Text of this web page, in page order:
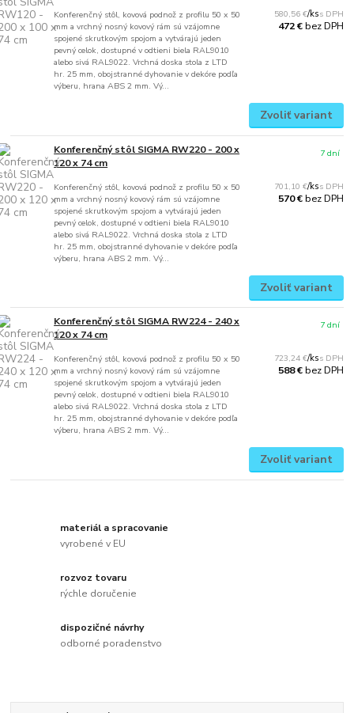
Konferenčný stôl, kovová podnož z profilu 50 x 50
mm a vrchný nosný kovový rám sú vzájomne
spojené skrutkovým spojom a vytvárajú jeden
pevný celok, dostupné v odtieni biela RAL9010
alebo sivá RAL9022. Vrchná doska stola z LTD
hr. 25 mm, obojstranné dyhovanie v dekóre podľa
výberu, hrana ABS 2 mm. Vý...
580,56 €/ks
472 €bez DPH
Zvoliť variant
Konferenčný stôl SIGMA RW220 - 200 x
120 x 74 cm
Konferenčný stôl, kovová podnož z profilu 50 x 50
mm a vrchný nosný kovový rám sú vzájomne
spojené skrutkovým spojom a vytvárajú jeden
pevný celok, dostupné v odtieni biela RAL9010
alebo sivá RAL9022. Vrchná doska stola z LTD
hr. 25 mm, obojstranné dyhovanie v dekóre podľa
výberu, hrana ABS 2 mm. Vý...
701,10 €/ks
570 €bez DPH
7 dní
Zvoliť variant
Konferenčný stôl SIGMA RW224 - 240 x
120 x 74 cm
Konferenčný stôl, kovová podnož z profilu 50 x 50
mm a vrchný nosný kovový rám sú vzájomne
spojené skrutkovým spojom a vytvárajú jeden
pevný celok, dostupné v odtieni biela RAL9010
alebo sivá RAL9022. Vrchná doska stola z LTD
hr. 25 mm, obojstranné dyhovanie v dekóre podľa
výberu, hrana ABS 2 mm. Vý...
723,24 €/ks
588 €bez DPH
7 dní
Zvoliť variant
materiál a spracovanie
vyrobené v EU
rozvoz tovaru
rýchle doručenie
dispozičné návrhy
odborné poradenstvo